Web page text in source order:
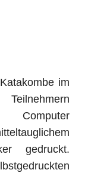
im
Computer
gedruckt.